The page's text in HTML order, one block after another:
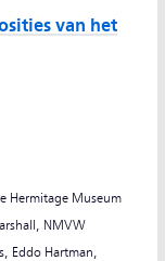
van het
Hermitage Museum
NMVW
Eddo Hartman,